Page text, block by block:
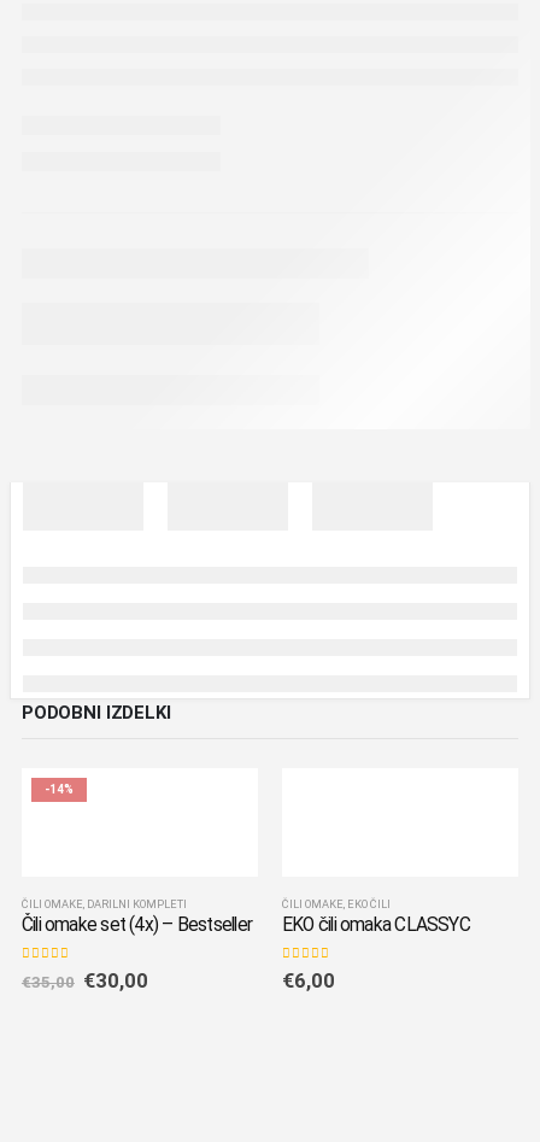
PODOBNI IZDELKI
-14%
ČILI OMAKE, DARILNI KOMPLETI
Čili omake set (4x) – Bestseller
out of 5
€35,00 Izvirna
cena
€30,00Trenutna
ČILI OMAKE, EKO ČILI
EKO čili omaka CLASSYC
0out of 5
€6,00